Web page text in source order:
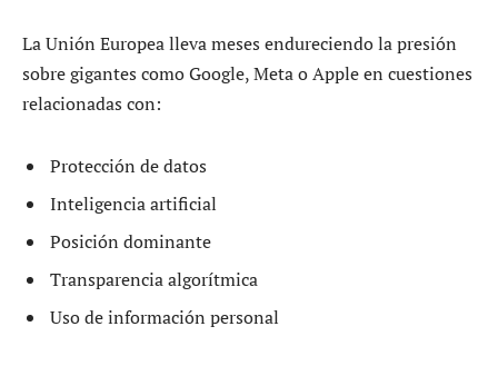
La Unión Europea lleva meses endureciendo la presión
sobre gigantes como Google, Meta o Apple en cuestiones
relacionadas con:
Protección de datos
Inteligencia artificial
Posición dominante
Transparencia algorítmica
Uso de información personal